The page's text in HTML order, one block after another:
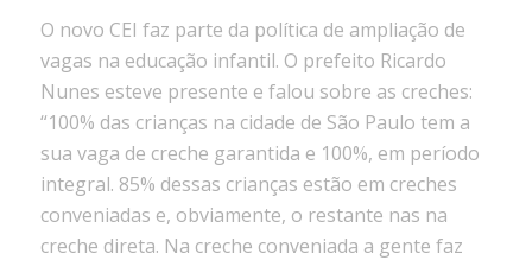
O novo CEI faz parte da política de ampliação de
vagas na educação infantil. O prefeito Ricardo
Nunes esteve presente e falou sobre as creches:
“100% das crianças na cidade de São Paulo tem a
sua vaga de creche garantida e 100%, em período
integral. 85% dessas crianças estão em creches
conveniadas e, obviamente, o restante nas na
creche direta. Na creche conveniada a gente faz